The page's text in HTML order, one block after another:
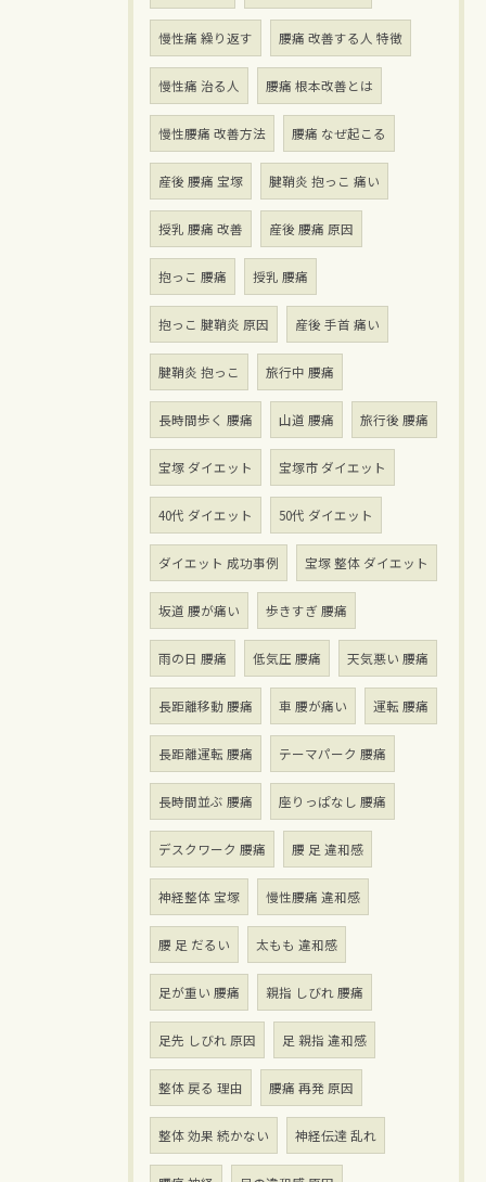
慢性痛 繰り返す 腰痛 改善する人 特徴
慢性痛 治る人 腰痛 根本改善とは
慢性腰痛 改善方法 腰痛 なぜ起こる
産後 腰痛 宝塚 腱鞘炎 抱っこ 痛い
授乳 腰痛 改善 産後 腰痛 原因
抱っこ 腰痛 授乳 腰痛
抱っこ 腱鞘炎 原因 産後 手首 痛い
腱鞘炎 抱っこ 旅行中 腰痛
長時間歩く 腰痛 山道 腰痛 旅行後 腰痛
宝塚 ダイエット 宝塚市 ダイエット
40代 ダイエット 50代 ダイエット
ダイエット 成功事例 宝塚 整体 ダイエット
坂道 腰が痛い 歩きすぎ 腰痛
雨の日 腰痛 低気圧 腰痛 天気悪い 腰痛
長距離移動 腰痛 車 腰が痛い 運転 腰痛
長距離運転 腰痛 テーマパーク 腰痛
長時間並ぶ 腰痛 座りっぱなし 腰痛
デスクワーク 腰痛 腰 足 違和感
神経整体 宝塚 慢性腰痛 違和感
腰 足 だるい 太もも 違和感
足が重い 腰痛 親指 しびれ 腰痛
足先 しびれ 原因 足 親指 違和感
整体 戻る 理由 腰痛 再発 原因
整体 効果 続かない 神経伝達 乱れ